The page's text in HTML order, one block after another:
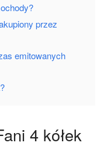
przez
emitowanych
4 kółek